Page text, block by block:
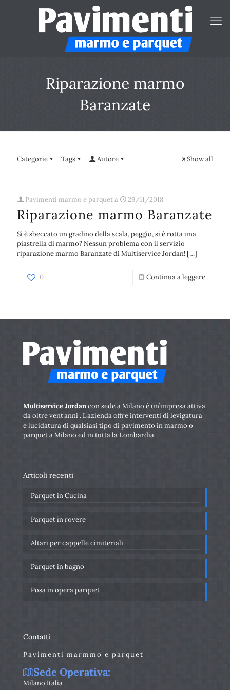
Riparazione marmo
Baranzate
Categorie Tags Autore Show all
Pavimenti marmo e parqueta 29/11/2018
Riparazione marmo Baranzate
Si è sbeccato un gradino della scala, peggio, si è rotta una
piastrella di marmo? Nessun problema con il servizio
riparazione marmo Baranzate di Multiservice Jordan! […]
0 Continua a leggere
Multiservice Jordancon sede a Milano è un’impresa attiva
da oltre vent’anni . L’azienda offre interventi di levigatura
e lucidatura di qualsiasi tipo di pavimento in marmo o
parquet a Milano ed in tutta la Lombardia
Articoli recenti
Parquet in Cucina
Parquet in rovere
Altari per cappelle cimiteriali
Parquet in bagno
Posa in opera parquet
Contatti
Pavimenti marmmo e parquet
Sede Operativa:
Milano Italia